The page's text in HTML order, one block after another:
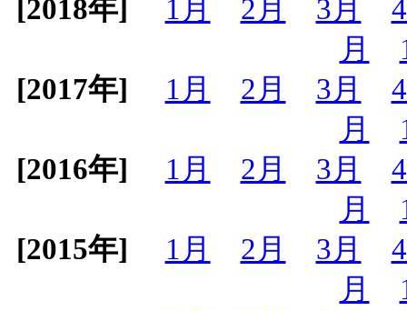
[2018年] 1月 2月 3月
月
[2017年]
1月 2月 3月
月
[2016年]
1月 2月 3月
月
[2015年]
1月 2月 3月
月